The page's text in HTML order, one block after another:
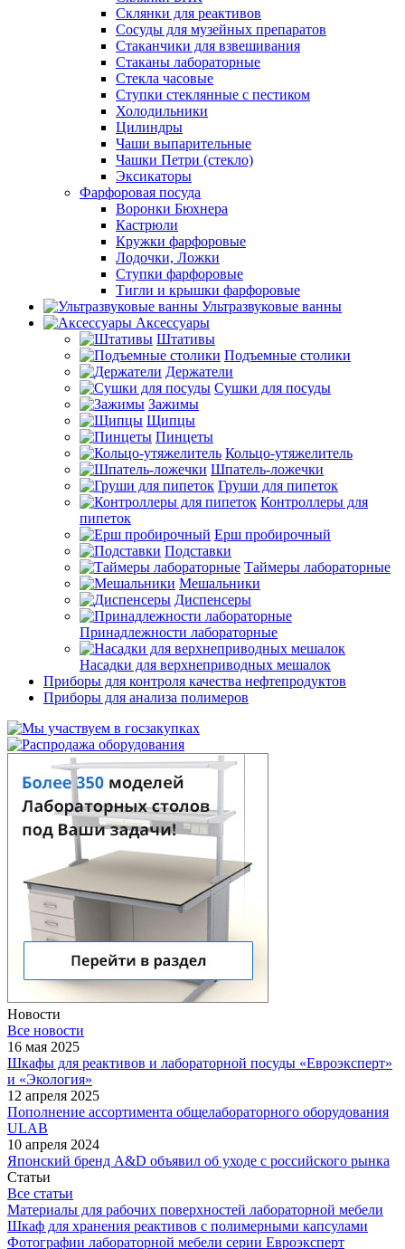
Склянки для реактивов
Сосуды для музейных препаратов
Стаканчики для взвешивания
Стаканы лабораторные
Стекла часовые
Ступки стеклянные с пестиком
Холодильники
Цилиндры
Чаши выпарительные
Чашки Петри (стекло)
Эксикаторы
Фарфоровая посуда
Воронки Бюхнера
Кастрюли
Кружки фарфоровые
Лодочки, Ложки
Ступки фарфоровые
Тигли и крышки фарфоровые
Ультразвуковые ванны
Аксессуары
Штативы
Подъемные столики
Держатели
Сушки для посуды
Зажимы
Щипцы
Пинцеты
Кольцо-утяжелитель
Шпатель-ложечки
Груши для пипеток
Контроллеры для
пипеток
Ерш пробирочный
Подставки
Таймеры лабораторные
Мешальники
Диспенсеры
Принадлежности лабораторные
Насадки для верхнеприводных мешалок
Приборы для контроля качества нефтепродуктов
Приборы для анализа полимеров
Новости
Все новости
16 мая 2025
Шкафы для реактивов и лабораторной посуды «Евроэксперт»
и «Экология»
12 апреля 2025
Пополнение ассортимента общелабораторного оборудования
ULAB
10 апреля 2024
Японский бренд A&D объявил об уходе с российского рынка
Статьи
Все статьи
Материалы для рабочих поверхностей лабораторной мебели
Шкаф для хранения реактивов с полимерными капсулами
Фотографии лабораторной мебели серии Евроэксперт